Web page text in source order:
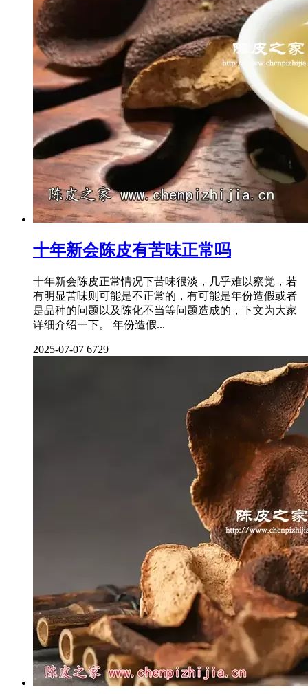
十年新会陈皮有苦味正常吗
十年新会陈皮正常情况下苦味很淡，几乎难以察觉，若
有明显苦味则可能是不正常的，有可能是年份造假或者
是品种的问题以及陈化不当等问题造成的，下文为大家
详细介绍一下。 年份造假...
2025-07-07 6729